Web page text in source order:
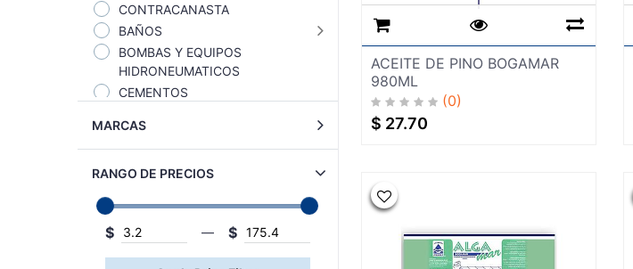
MARCAS
RANGO DE PRECIOS
$ — $
CONTRACANASTA
BAÑOS
BOMBAS Y EQUIPOS
HIDRONEUMATICOS
CEMENTOS
HERRAMIENTAS
LIMPIEZA
HIDROLAVADORAS
LIMPIADORES QUIMICOS
ACEITE DE PINO BOGAMAR
980ML
(0)
$ 27.70